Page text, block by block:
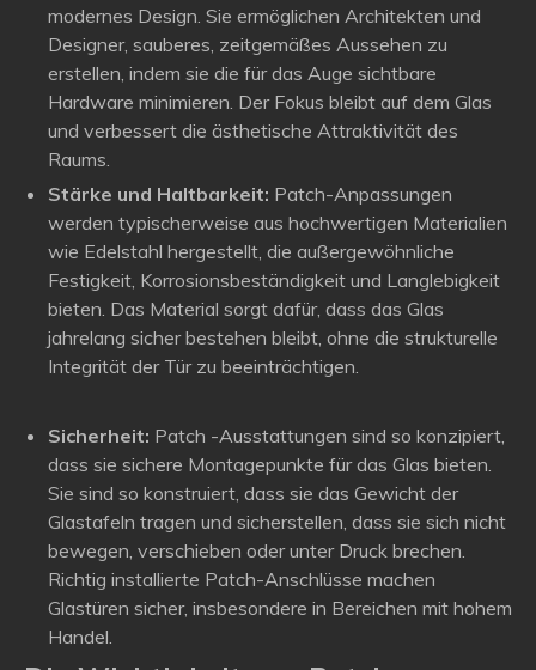
modernes Design. Sie ermöglichen Architekten und
Designer, sauberes, zeitgemäßes Aussehen zu
erstellen, indem sie die für das Auge sichtbare
Hardware minimieren. Der Fokus bleibt auf dem Glas
und verbessert die ästhetische Attraktivität des
Raums.
Stärke und Haltbarkeit: Patch-Anpassungen
werden typischerweise aus hochwertigen Materialien
wie Edelstahl hergestellt, die außergewöhnliche
Festigkeit, Korrosionsbeständigkeit und Langlebigkeit
bieten. Das Material sorgt dafür, dass das Glas
jahrelang sicher bestehen bleibt, ohne die strukturelle
Integrität der Tür zu beeinträchtigen.
Sicherheit: Patch -Ausstattungen sind so konzipiert,
dass sie sichere Montagepunkte für das Glas bieten.
Sie sind so konstruiert, dass sie das Gewicht der
Glastafeln tragen und sicherstellen, dass sie sich nicht
bewegen, verschieben oder unter Druck brechen.
Richtig installierte Patch-Anschlüsse machen
Glastüren sicher, insbesondere in Bereichen mit hohem
Handel.